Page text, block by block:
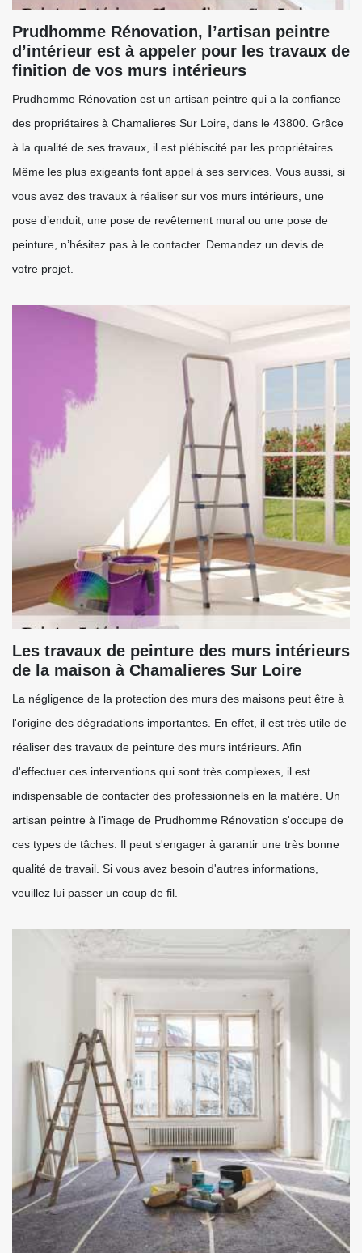
Prudhomme Rénovation, l’artisan peintre
d’intérieur est à appeler pour les travaux de
finition de vos murs intérieurs
Prudhomme Rénovation est un artisan peintre qui a la confiance
des propriétaires à Chamalieres Sur Loire, dans le 43800. Grâce
à la qualité de ses travaux, il est plébiscité par les propriétaires.
Même les plus exigeants font appel à ses services. Vous aussi, si
vous avez des travaux à réaliser sur vos murs intérieurs, une
pose d’enduit, une pose de revêtement mural ou une pose de
peinture, n’hésitez pas à le contacter. Demandez un devis de
votre projet.
Les travaux de peinture des murs intérieurs
de la maison à Chamalieres Sur Loire
La négligence de la protection des murs des maisons peut être à
l'origine des dégradations importantes. En effet, il est très utile de
réaliser des travaux de peinture des murs intérieurs. Afin
d'effectuer ces interventions qui sont très complexes, il est
indispensable de contacter des professionnels en la matière. Un
artisan peintre à l'image de Prudhomme Rénovation s'occupe de
ces types de tâches. Il peut s'engager à garantir une très bonne
qualité de travail. Si vous avez besoin d'autres informations,
veuillez lui passer un coup de fil.